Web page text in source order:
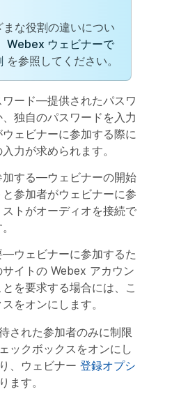
まな役割の違いについ
Webex ウェビナーで
を参照してください。
ード—提供されたパスワ
独自のパスワードを入力
ェビナーに参加する際に
力が求められます。
する—ウェビナーの開始
参加者がウェビナーに参
トがオーディオを接続で
—ウェビナーに参加するた
イトの Webex アカウン
とを要求する場合には、こ
をオンにします。
された参加者のみに制限
ックボックスをオンにし
、ウェビナー 登録オプシ
ます。